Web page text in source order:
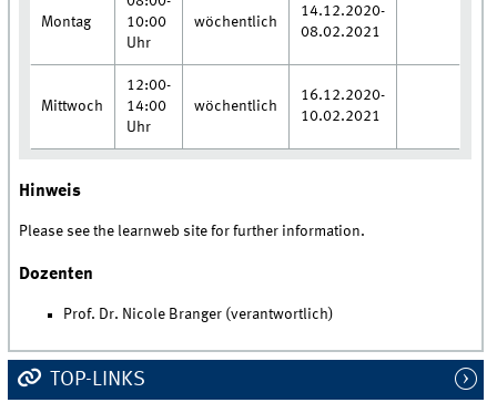
Montag
10:00
Uhr
wöchentlich
14.12.2020-
08.02.2021
Mittwoch
12:00-
14:00
Uhr
wöchentlich
16.12.2020-
10.02.2021
Hinweis
Please see the learnweb site for further information.
Dozenten
Prof. Dr. Nicole Branger (verantwortlich)
TOP-LINKS